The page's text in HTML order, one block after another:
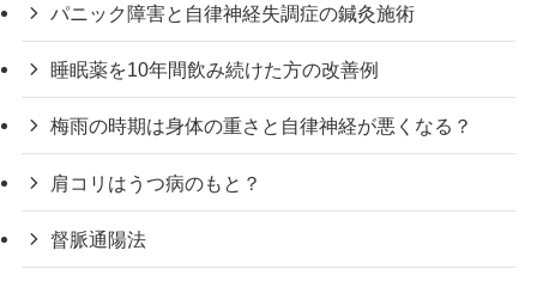
パニック障害と自律神経失調症の鍼灸施術
睡眠薬を10年間飲み続けた方の改善例
梅雨の時期は身体の重さと自律神経が悪くなる？
肩コリはうつ病のもと？
督脈通陽法